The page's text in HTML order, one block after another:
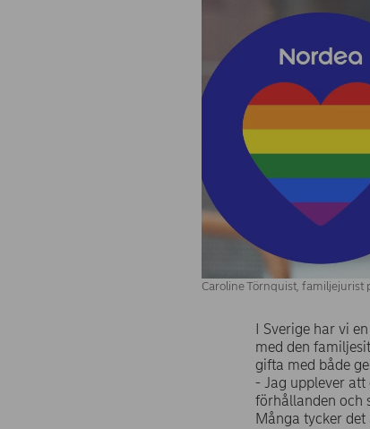
Caroline Törnquist, familjejurist
I Sverige har vi
med den
gifta med både
- Jag upplever
förhållanden och
Många tycker